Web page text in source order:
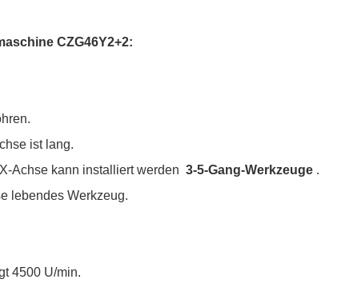
CZG46Y2+2:
ist lang.
Achse kann installiert werden 3-5-Gang-Werkzeuge .
lebendes Werkzeug.
4500 U/min.